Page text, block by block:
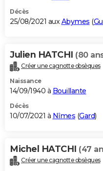
Décès
25/08/2021 auxAbymes (
Julien HATCHI (80
Créer une cagnotte obsèques
Naissance
14/09/1940 à Bouillante
Décès
10/07/2021 à Nîmes (Gard)
Michel HATCHI (47
Créer une cagnotte obsèques